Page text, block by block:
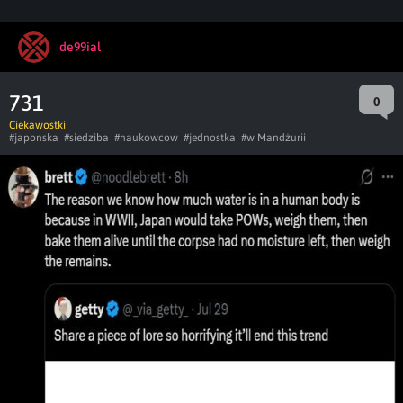
de99ial
731 0
Ciekawostki
#japonska #siedziba #naukowcow #jednostka #w Mandżurii